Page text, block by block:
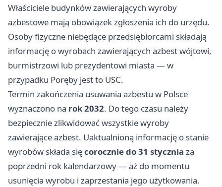
Właściciele budynków zawierających wyroby
azbestowe mają obowiązek zgłoszenia ich do urzędu.
Osoby fizyczne niebędące przedsiębiorcami składają
informację o wyrobach zawierających azbest wójtowi,
burmistrzowi lub prezydentowi miasta — w
przypadku Poręby jest to USC.
Termin zakończenia usuwania azbestu w Polsce
wyznaczono na rok 2032. Do tego czasu należy
bezpiecznie zlikwidować wszystkie wyroby
zawierające azbest. Uaktualnioną informację o stanie
wyrobów składa sięcorocznie do 31 stycznia za
poprzedni rok kalendarzowy — aż do momentu
usunięcia wyrobu i zaprzestania jego użytkowania.